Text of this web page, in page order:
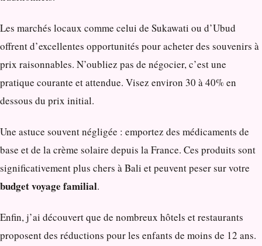
Les marchés locaux comme celui de Sukawati ou d’Ubud
offrent d’excellentes opportunités pour acheter des souvenirs à
prix raisonnables. N’oubliez pas de négocier, c’est une
pratique courante et attendue. Visez environ 30 à 40% en
dessous du prix initial.
Une astuce souvent négligée : emportez des médicaments de
base et de la crème solaire depuis la France. Ces produits sont
significativement plus chers à Bali et peuvent peser sur votre
budget voyage familial.
Enfin, j’ai découvert que de nombreux hôtels et restaurants
proposent des réductions pour les enfants de moins de 12 ans.